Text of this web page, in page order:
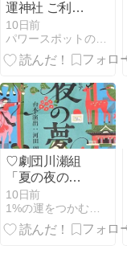
運神社 ご利益
別に厳選した
参拝したい神
社8選
10日前
♡劇団川瀬組
「夏の夜の
夢」スペシャ
ル公演
10日前